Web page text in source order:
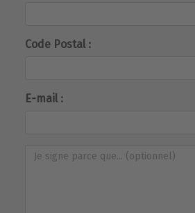
Code Postal :
E-mail :